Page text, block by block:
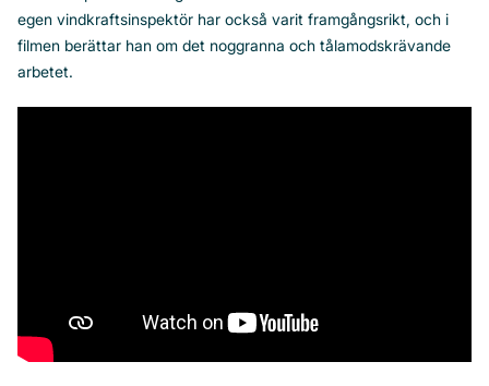
egen vindkraftsinspektör har också varit framgångsrikt, och i
filmen berättar han om det noggranna och tålamodskrävande
arbetet.